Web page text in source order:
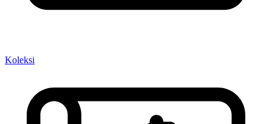
Koleksi